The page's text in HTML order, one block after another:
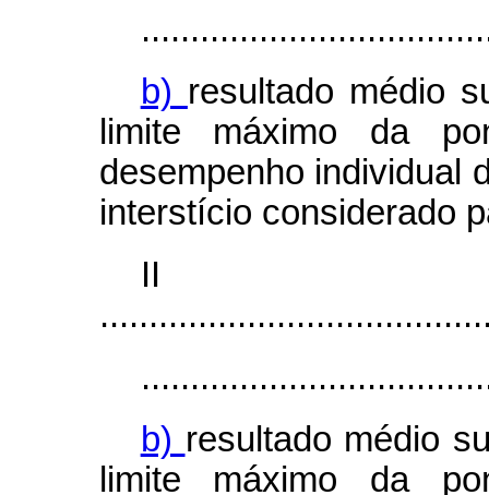
b) resultado médio
limite máximo da
desempenho individual
interstício considerado
b) resultado médio
limite máximo da